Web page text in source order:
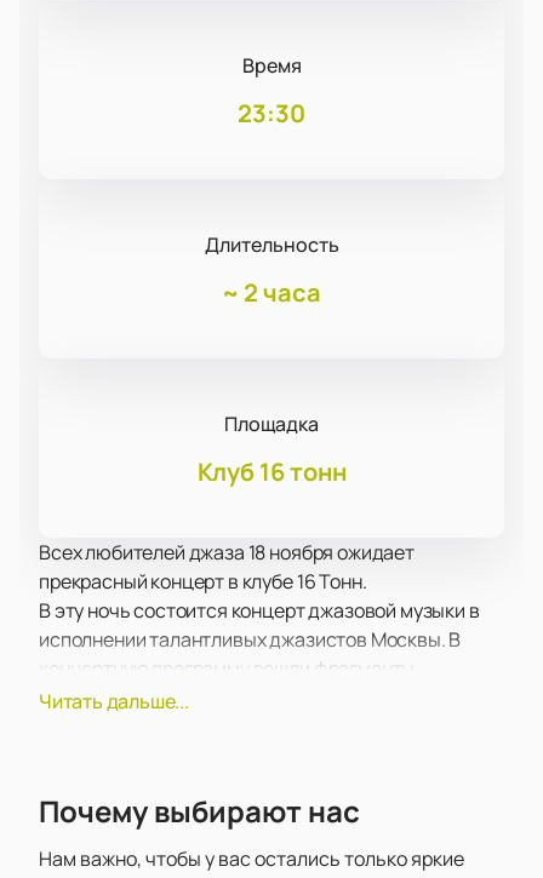
Время
23:30
Длительность
~ 2 часа
Площадка
Клуб 16 тонн
Всех любителей джаза 18 ноября ожидает
прекрасный концерт в клубе 16 Тонн.
В эту ночь состоится концерт джазовой музыки в
исполнении талантливых джазистов Москвы. В
концертную программу вошли фрагменты
произведений признанных гениев, имена которых
сокровенные струны души.
звучания музыкальных шедевров в таком
Читать дальше...
Почему выбирают нас
Нам важно, чтобы у вас остались только яркие